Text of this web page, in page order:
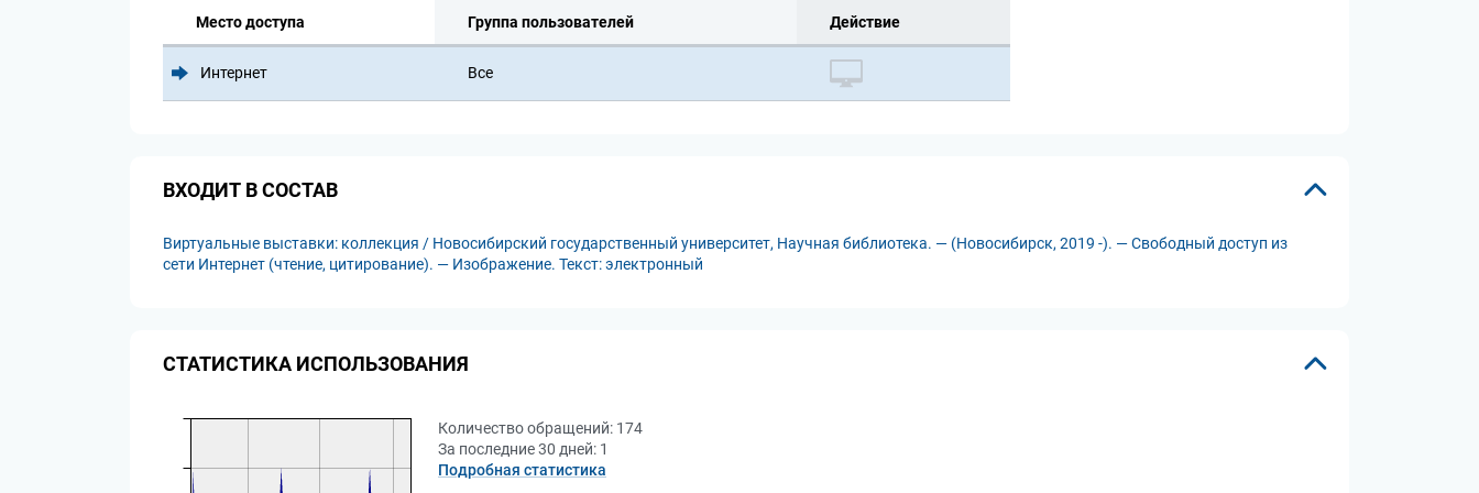
Место доступа Группа пользователей Действие
Интернет Все
ВХОДИТ В СОСТАВ
Виртуальные выставки: коллекция / Новосибирский государственный университет, Научная библиотека. — (Новосибирск, 2019 -). — Свободный доступ из
сети Интернет (чтение, цитирование). — Изображение. Текст: электронный
СТАТИСТИКА ИСПОЛЬЗОВАНИЯ
Количество обращений: 174
За последние 30 дней: 1
Подробная статистика